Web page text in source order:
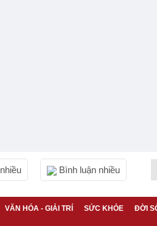
Bình luận nhiều
VĂN HÓA - GIẢI TRÍ SỨC KHỎE ĐỜI